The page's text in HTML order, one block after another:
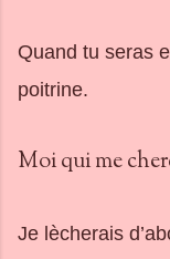
Quand tu seras
poitrine.
Moi qui me
Je lècherais